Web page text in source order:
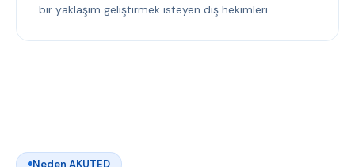
bir yaklaşım geliştirmek isteyen diş hekimleri.
Neden AKUTED